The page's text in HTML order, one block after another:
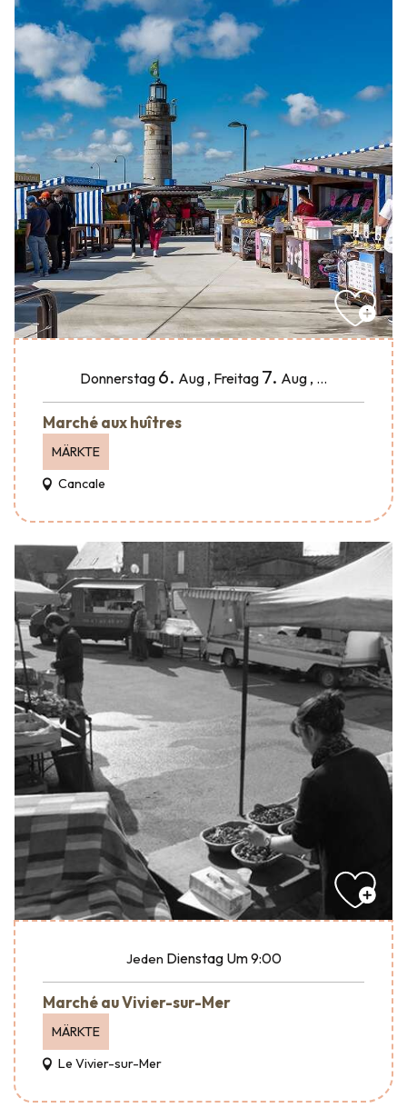
Donnerstag 6. Aug , Freitag 7. Aug , ...
Marché aux huîtres
MÄRKTE
Cancale
Jeden Dienstag Um 9:00
Marché au Vivier-sur-Mer
MÄRKTE
Le Vivier-sur-Mer